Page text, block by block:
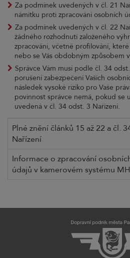
Za podmínek uvedených v čl. 21
námitku proti zpracování osobních
Za podmínek uvedených v čl. 22
žádného rozhodnutí založeného
zpracování, včetně profilování,
nebo se Vás obdobným způsobem
Správce Vám musí podle čl. 34
porušení zabezpečení Vašich
následek vysoké riziko pro Vaše
povinnost správce nemá, pokud se
uvedená v čl. 34 odst. 3 Nařízení.
Plné znění článků 15 až 22 a čl.
Nařízení
Informace o zpracování
údajů v kamerovém systému